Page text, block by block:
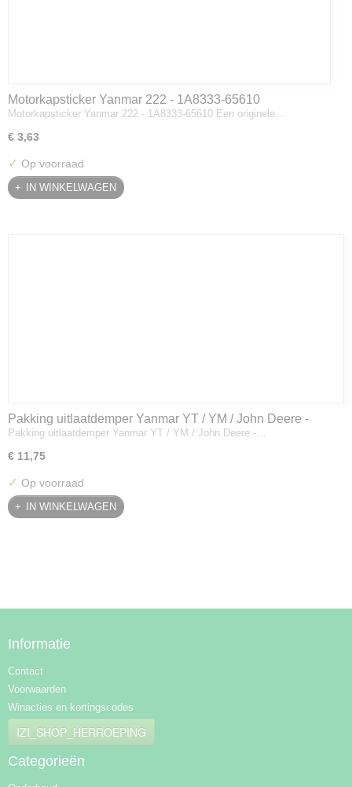
Motorkapsticker Yanmar 222 - 1A8333-65610
Motorkapsticker Yanmar 222 - 1A8333-65610 Een originele…
€ 3,63
✓ Op voorraad
IN WINKELWAGEN
Pakking uitlaatdemper Yanmar YT / YM / John Deere -
128300-13230
Pakking uitlaatdemper Yanmar YT / YM / John Deere -…
€ 11,75
✓ Op voorraad
IN WINKELWAGEN
Informatie
Contact
Voorwaarden
Winacties en kortingscodes
IZI_SHOP_HERROEPING
Categorieën